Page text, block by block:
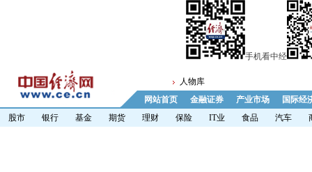
手机看中经
人物库
网站首页
金融证券 产业市场
国际经
股市
银行 基金 期货 理财 保险 IT业 食品 汽车